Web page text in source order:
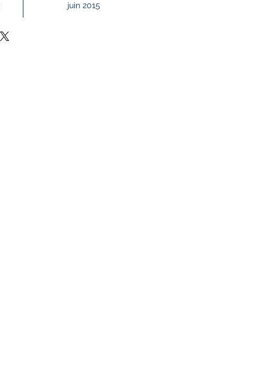
juin 2015